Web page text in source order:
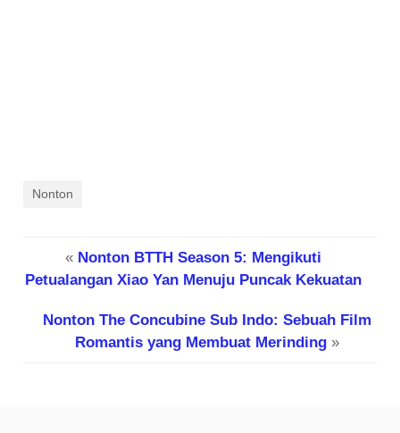
Nonton
« Nonton BTTH Season 5: Mengikuti
Petualangan Xiao Yan Menuju Puncak Kekuatan
Nonton The Concubine Sub Indo: Sebuah Film
Romantis yang Membuat Merinding»